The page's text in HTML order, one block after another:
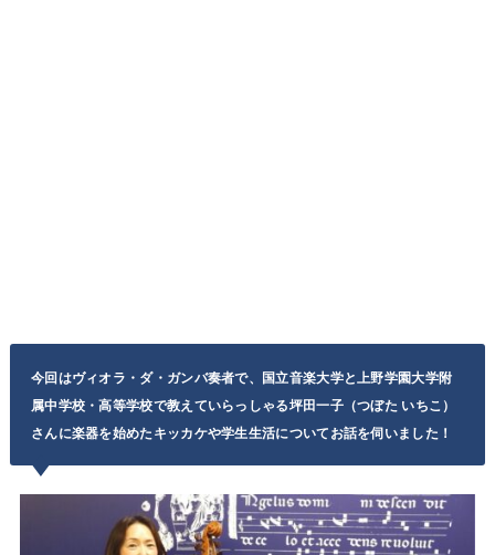
今回はヴィオラ・ダ・ガンバ奏者で、国立音楽大学と上野学園大学附
属中学校・高等学校で教えていらっしゃる坪田一子（つぼた いちこ）
さんに楽器を始めたキッカケや学生生活についてお話を伺いました！